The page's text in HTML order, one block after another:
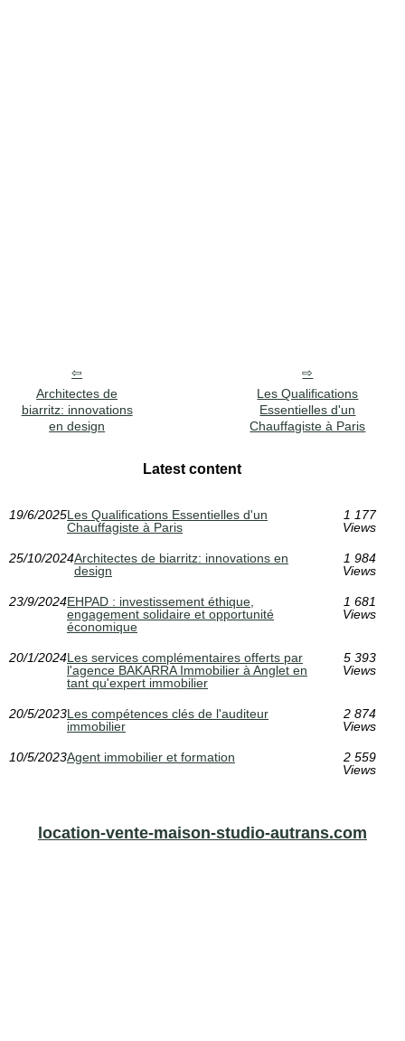
Architectes de
biarritz: innovations
en design
Les Qualifications
Essentielles d'un
Chauffagiste à Paris
Latest content
19/6/2025Les Qualifications Essentielles d'un
Chauffagiste à Paris
1 177
Views
25/10/2024Architectes de biarritz: innovations en
design
1 984
Views
23/9/2024EHPAD : investissement éthique,
engagement solidaire et opportunité
économique
1 681
Views
20/1/2024Les services complémentaires offerts par
l'agence BAKARRA Immobilier à Anglet en
tant qu'expert immobilier
5 393
Views
20/5/2023Les compétences clés de l'auditeur
immobilier
2 874
Views
10/5/2023Agent immobilier et formation
2 559
Views
location-vente-maison-studio-autrans.com